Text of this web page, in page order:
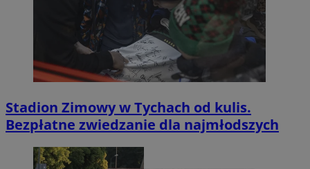
Stadion Zimowy w Tychach od kulis.
Bezpłatne zwiedzanie dla najmłodszych